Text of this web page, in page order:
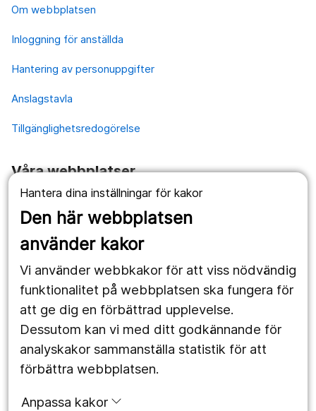
Hantera dina inställningar för kakor
Den här webbplatsen
använder kakor
Vi använder webbkakor för att viss nödvändig
funktionalitet på webbplatsen ska fungera för
att ge dig en förbättrad upplevelse.
Dessutom kan vi med ditt godkännande för
analyskakor sammanställa statistik för att
förbättra webbplatsen.
Anpassa kakor
Om webbplatsen
Inloggning för anställda
Hantering av personuppgifter
Anslagstavla
Tillgänglighetsredogörelse
Våra webbplatser
1177.se
Länstrafiken
Utveckling
Följ oss
Facebook